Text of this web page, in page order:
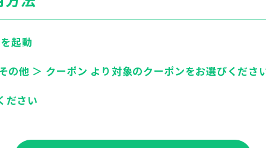
起動
の他 ＞ クーポン より対象のクーポンをお選びくださ
ださい